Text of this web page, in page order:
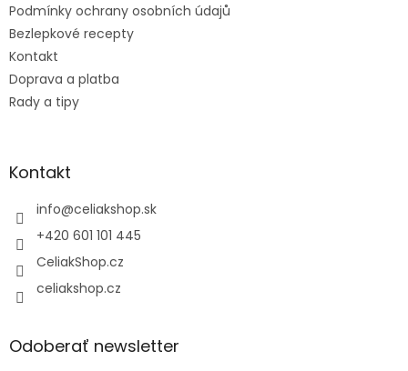
ePodmínky ochrany osobních údajů
Bezlepkové recepty
Kontakt
Doprava a platba
Rady a tipy
Kontakt
info@celiakshop.sk
+420 601 101 445
CeliakShop.cz
celiakshop.cz
Odoberať newsletter